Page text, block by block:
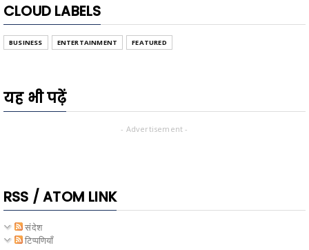
CLOUD LABELS
BUSINESS ENTERTAINMENT FEATURED
यह भी पढ़ें
- Advertisement -
RSS / ATOM LINK
संदेश
टिप्पणियाँ